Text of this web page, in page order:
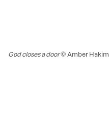
God closes a door© Amber Hakim